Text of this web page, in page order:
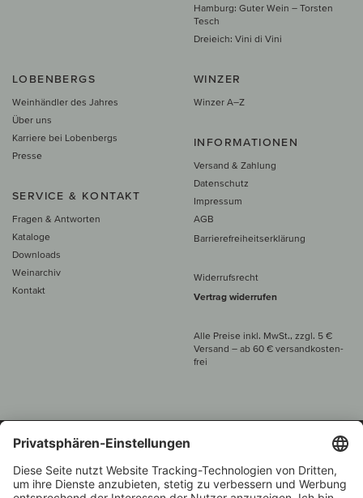
Hamburg: Guter Wein – Torsten
Tesch
Dreieich: Vini di Vini
LOBENBERGS
Weinhändler des Jahres
Über uns
Karriere bei Lobenbergs
Presse
SERVICE & KONTAKT
Fragen & Antworten
Kataloge
Downloads
Weinarchiv
Kontakt
WINZER
Winzer A–Z
INFORMATIONEN
Versand & Zahlung
Datenschutz
Impressum
AGB
Barrierefreiheitserklärung
Widerrufsrecht
Vertrag widerrufen
Alle Preise inkl. MwSt., zzgl. 5 €
Versand – ab 60 € versand­kosten­
frei
Beratung unter
+49 421 696 797-0